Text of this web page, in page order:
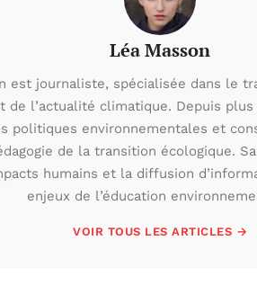
Léa Masson
est journaliste, spécialisée dans le
de l’actualité climatique. Depuis
politiques environnementales et
de la transition écologique.
humains et la diffusion
enjeux de l’éducation
VOIR TOUS LES ARTICLES →